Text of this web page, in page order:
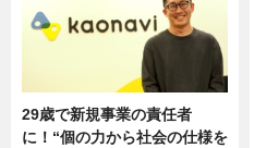
29歳で新規事業の責任者
に！“個の力から社会の仕様を